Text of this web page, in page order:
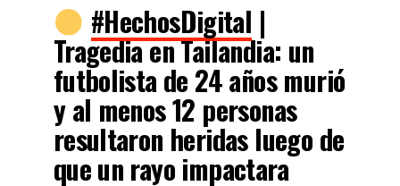
#HechosDigital |
Tragedia en Tailandia: un
futbolista de 24 años murió
y al menos 12 personas
resultaron heridas luego de
que un rayo impactara